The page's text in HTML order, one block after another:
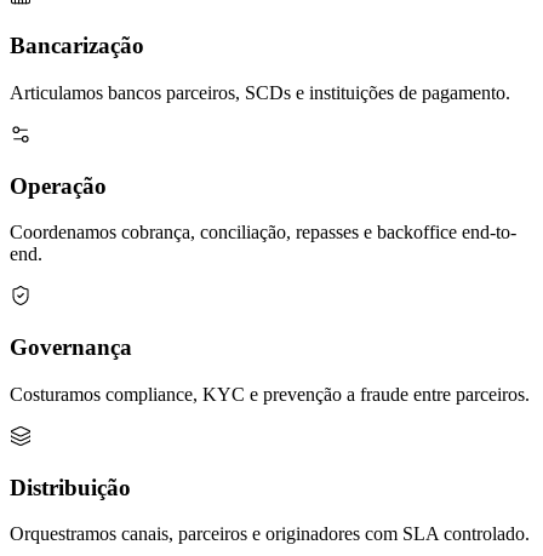
Bancarização
Articulamos bancos parceiros, SCDs e instituições de pagamento.
Operação
Coordenamos cobrança, conciliação, repasses e backoffice end-to-
end.
Governança
Costuramos compliance, KYC e prevenção a fraude entre parceiros.
Distribuição
Orquestramos canais, parceiros e originadores com SLA controlado.